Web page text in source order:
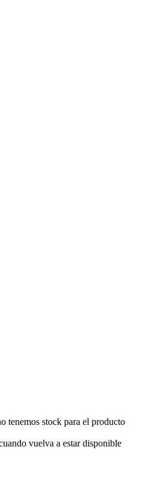
tenemos stock para el producto
vuelva a estar disponible